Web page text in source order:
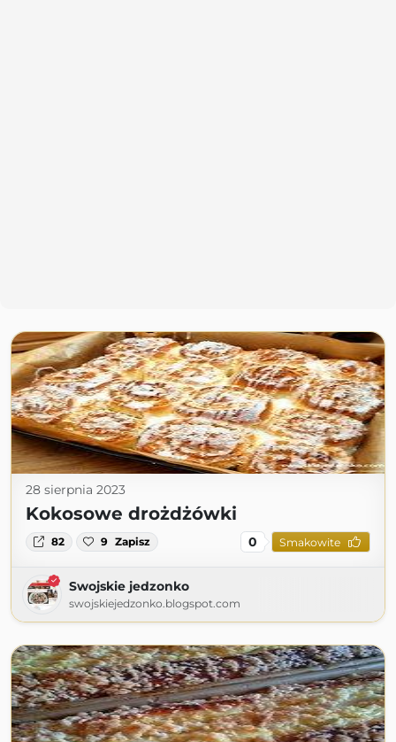
28 sierpnia 2023
Kokosowe drożdżówki
82 9 Zapisz 0 Smakowite
Swojskie jedzonko
swojskiejedzonko.blogspot.com